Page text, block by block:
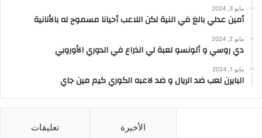
مايو 3, 2024
أمين عدلي بالغ في النية لكن اللاعب أحيانا مسموح له بالأنانية
مايو 2, 2024
دي روسي و ألونسو لعبة لي الذراع في الدوري الأوروبي
مايو 1, 2024
البايرن لعب ضد الريال و ضد لاعبه الكوري كيم مين جاي
الأخيرة تعليقات